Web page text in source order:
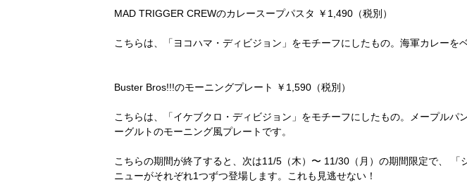
MAD TRIGGER CREWのカレースープパスタ ￥1,490（税別）
こちらは、「ヨコハマ・ディビジョン」をモチーフにしたもの。海軍カレー
Buster Bros!!!のモーニングプレート ￥1,590（税別）
こちらは、「イケブクロ・ディビジョン」をモチーフにしたもの。メープル
ーグルトのモーニング風プレートです。
こちらの期間が終了すると、次は11/5（木）〜 11/30（月）の期間限定で、
ニューがそれぞれ1つずつ登場します。これも見逃せない！